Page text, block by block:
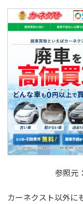
参照元：
カーネクスト以外に